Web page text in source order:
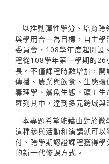
以推動彈性學分、培育跨
與學用合一為目標，自主
委員會，108學年度起開設
程從108學年第一學期的
長。不僅課程時數增加，開
傳播、農業與飲食、生態環
毒理學、鯊魚生態、礦工
羅列其中，達到多元跨域與
本專題希望能藉由對於
這種參與活動和演講就可
付、跨學期認證課程獲得
的新一代修課方式。